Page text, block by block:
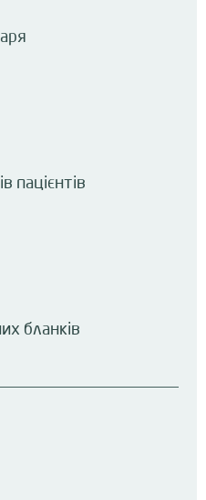
пацієнтів
бланків